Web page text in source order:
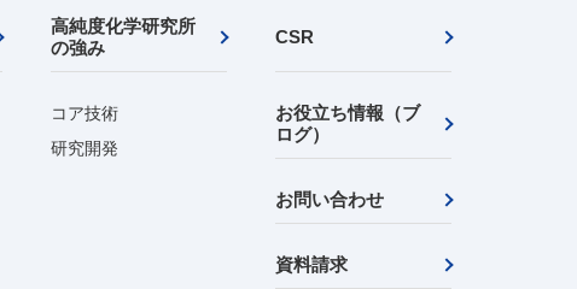
高純度化学研究所
の強み
コア技術
研究開発
CSR
お役立ち情報（ブ
ログ）
お問い合わせ
資料請求